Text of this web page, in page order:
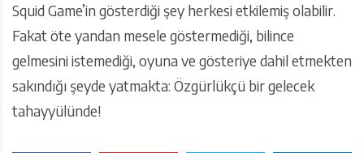
Squid Game’in gösterdiği şey herkesi etkilemiş olabilir.
Fakat öte yandan mesele göstermediği, bilince
gelmesini istemediği, oyuna ve gösteriye dahil etmekten
sakındığı şeyde yatmakta: Özgürlükçü bir gelecek
tahayyülünde!